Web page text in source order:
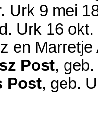
Urk 9 mei
Urk 16 okt.
en Marretje
Post,
Post, geb.